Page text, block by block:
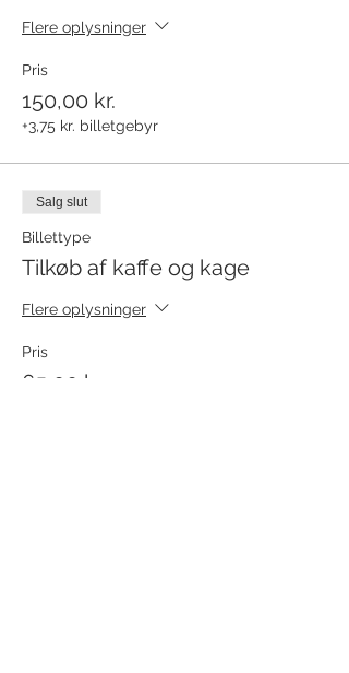
Flere oplysninger
Pris
150,00 kr.
+3,75 kr. billetgebyr
Salg slut
Billettype
Tilkøb af kaffe og kage
Flere oplysninger
Pris
65,00 kr.